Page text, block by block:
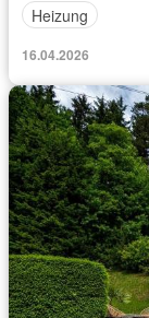
Heizung
16.04.2026